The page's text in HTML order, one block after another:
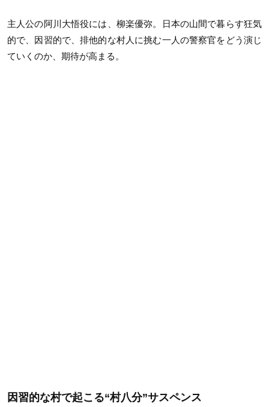
主人公の阿川大悟役には、柳楽優弥。日本の山間で暮らす狂気
的で、因習的で、排他的な村人に挑む一人の警察官をどう演じ
ていくのか、期待が高まる。
因習的な村で起こる“村八分”サスペンス